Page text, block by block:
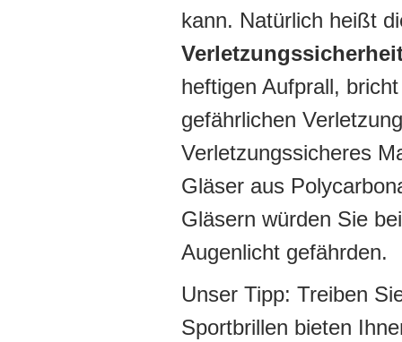
kann. Natürlich heißt
heftigen Aufprall,
gefährlichen
Verletzungssicheres
Gläser aus
Gläsern würden Sie
Augenlicht gefährden.
Unser Tipp: Treiben
Sportbrillen bieten